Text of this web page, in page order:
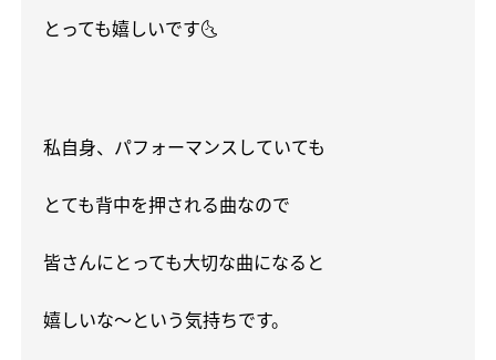
とっても嬉しいです🌜
私自身、パフォーマンスしていても
とても背中を押される曲なので
皆さんにとっても大切な曲になると
嬉しいな〜という気持ちです。